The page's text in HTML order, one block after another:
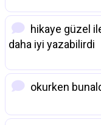
hikaye güzel
daha iyi yazabilirdi
okurken